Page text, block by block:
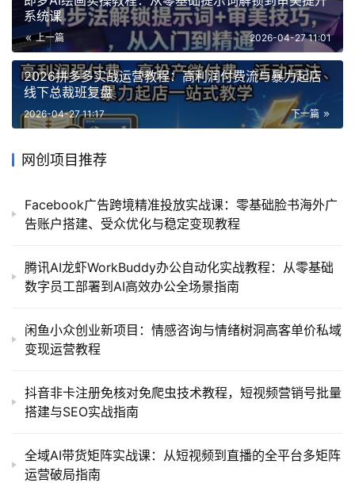
系统课
上一篇 2026-04-27 11:01
2026拼多多实战运营教程：高利润付费流与暴力起店
线下总裁班复盘
下一篇
2026-04-27 11:17
网创项目推荐
Facebook广告跨境精准投放实战课：零基础脸书海外广
告账户搭建、受众优化与稳定变现教程
腾讯AI龙虾WorkBuddy办公自动化实战教程：从零基础
数字员工部署到AI高效办公全场景指南
闲鱼小众创业新项目：情感咨询与情绪树洞高客单价私域
变现运营教程
抖音非卡注册免核对免爬虫技术教程，短视频营销号批量
搭建与SEO实战指南
全域AI带货矩阵实战课：从短视频到直播的全平台多矩阵
运营破局指南